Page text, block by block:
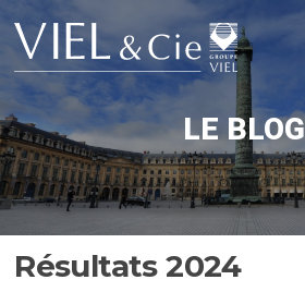
contenu
LE BLOG
Résultats 2024